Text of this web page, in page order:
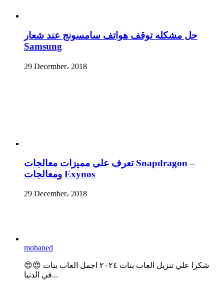
حل مشكله توقف هواتف سامسونج عند شعار
Samsung
29 December، 2018
تعرف على مميزات معالجات Snapdragon –
ومعالجات Exynos
29 December، 2018
mohaned
😍😍 شكرا علي تنزيل العاب بنات ٢٠٢٤ اجمل العاب بنات
في الدنيا...